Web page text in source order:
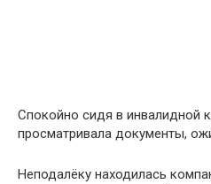
Спокойно сидя в инвалидной
просматривала документы,
Неподалёку находилась